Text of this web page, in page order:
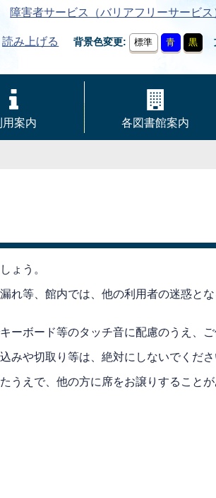
障害者サービス（バリアフリーサービス
読み上げる 背景色変更 標準 青 黒
用案内 各図書館案内
ょう。
れ等、館内では、他の利用者の迷惑と
ボード等のタッチ音に配慮のうえ、ご
みや切取り等は、絶対にしないでくださ
うえで、他の方に席をお譲りすることが